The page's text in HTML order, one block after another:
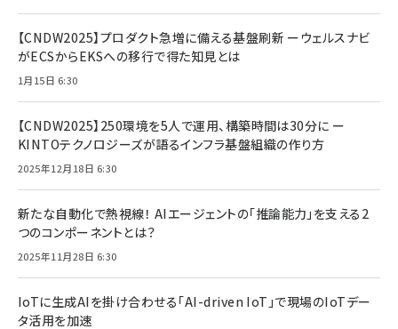
【CNDW2025】プロダクト急増に備える基盤刷新 ーウェルスナビ
がECSからEKSへの移行で得た知見とは
1月15日 6:30
【CNDW2025】250環境を5人で運用、構築時間は30分に ー
KINTOテクノロジーズが語るインフラ基盤組織の作り方
2025年12月18日 6:30
新たな自動化で熱視線！ AIエージェントの「推論能力」を支える2
つのコンポーネントとは？
2025年11月28日 6:30
IoTに生成AIを掛け合わせる「AI-driven IoT」で現場のIoTデー
タ活用を加速